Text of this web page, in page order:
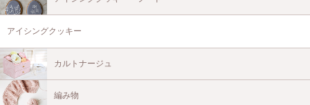
アイシングクッキー
カルトナージュ
編み物